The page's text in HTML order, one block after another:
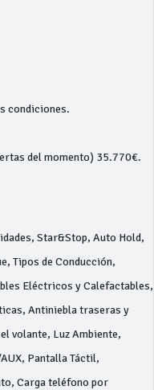
condiciones.
del momento) 35.770€.
Star&Stop, Auto Hold,
Tipos de Conducción,
Eléctricos y Calefactables,
Antiniebla traseras y
volante, Luz Ambiente,
Pantalla Táctil,
Carga teléfono por